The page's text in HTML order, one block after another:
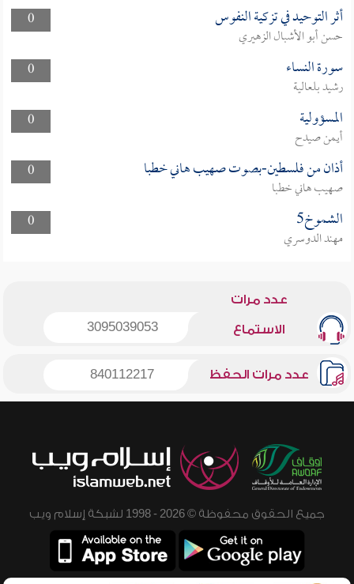
0
أثر التوحيد في تزكية النفوس
حسن أبو الأشبال الزهيري
0
سورة النساء
رشيد بلعالية
0
المسؤولية
أيمن صيدح
0
أذان من فلسطين-بصوت صهيب هاني خطبا
صهيب هاني خطبا
0
الشموخ5
مهند الدوسري
عدد مرات
الاستماع 3095039053
عدد مرات الحفظ 840112217
جميع الحقوق محفوظة © 2026 - 1998 لشبكة إسلام ويب